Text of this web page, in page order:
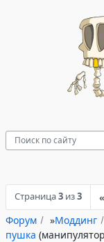
Страница3 из3 «
Форум »Моддинг
пушка